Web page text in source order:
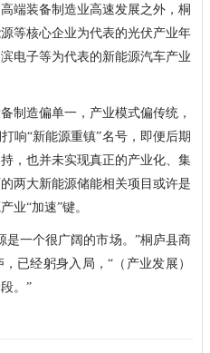
端装备制造业高速发展之外，桐
等核心企业为代表的光伏产业年
电子等为代表的新能源汽车产业
制造偏单一，产业模式偏传统，
响“新能源重镇”名号，即便后期
，也并未实现真正的产业化、集
两大新能源储能相关项目或许是
业“加速”键。
是一个很广阔的市场。”桐庐县商
已经躬身入局，“（产业发展）
。”